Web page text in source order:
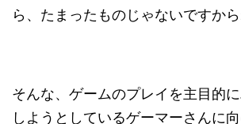
ら、たまったものじゃないですから
そんな、ゲームのプレイを主目的
しようとしているゲーマーさんに